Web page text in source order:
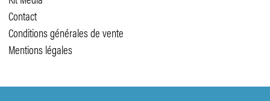
Contact
Conditions générales de vente
Mentions légales